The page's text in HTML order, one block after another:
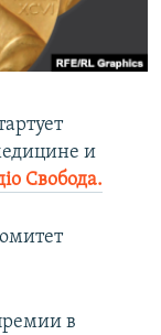
и
Свобода.
в